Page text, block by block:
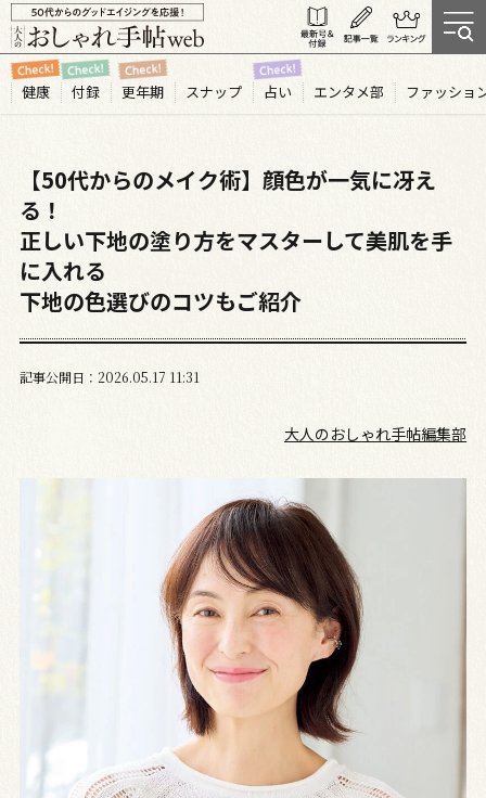
健康 付録 更年期 スナップ 占い エンタメ部 ファッショ
【50代からのメイク術】顔色が一気に冴え
る！
正しい下地の塗り方をマスターして美肌を手
に入れる
下地の色選びのコツもご紹介
記事公開日 2026.05 17 11:31
大人のおしゃれ手帖編集部